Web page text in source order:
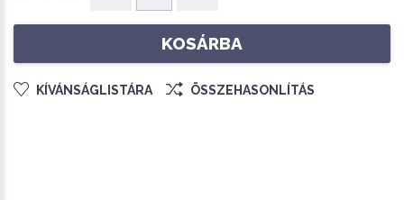
KOSÁRBA
KÍVÁNSÁGLISTÁRA ÖSSZEHASONLÍTÁS